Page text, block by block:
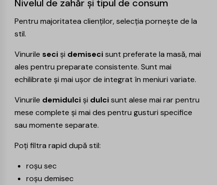
Nivelul de zahăr și tipul de consum
Pentru majoritatea clienților, selecția pornește de la
stil.
Vinurile seciși demisecisunt preferate la masă, mai
ales pentru preparate consistente. Sunt mai
echilibrate și mai ușor de integrat în meniuri variate.
Vinurile demidulciși dulcisunt alese mai rar pentru
mese complete și mai des pentru gusturi specifice
sau momente separate.
Poți filtra rapid după stil:
roșu sec
roșu demisec